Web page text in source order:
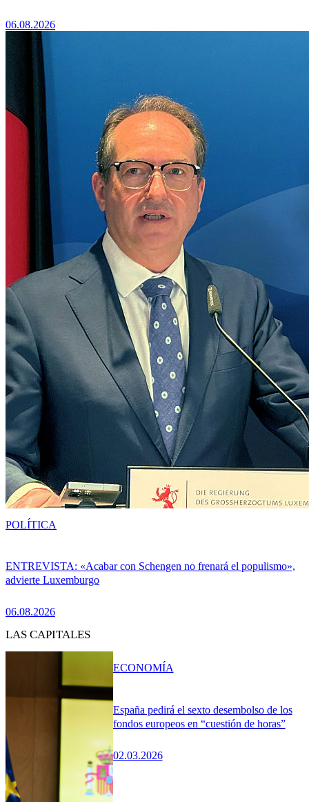
06.08.2026
ENTREVISTA: «Acabar con Schengen no frenará el populismo»,
advierte Luxemburgo
06.08.2026
POLÍTICA
LAS CAPITALES
España pedirá el sexto desembolso de los
fondos europeos en “cuestión de horas”
02.03.2026
ECONOMÍA